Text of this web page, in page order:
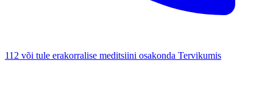
112 või tule erakorralise meditsiini osakonda Tervikumis